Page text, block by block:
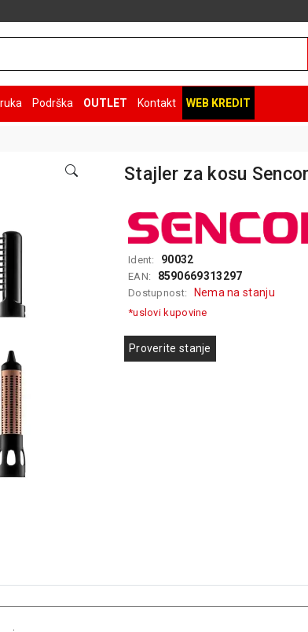
Podrška OUTLET Kontakt WEB KREDIT
Stajler za kosu
Ident: 90032
EAN: 8590669313297
Dostupnost: Nema na stanju
*uslovi kupovine
Proverite stanje